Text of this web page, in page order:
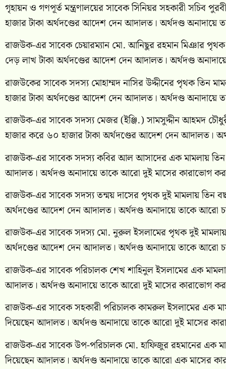
গৃহায়ন ও গণপূর্ত মন্ত্রণালয়ের সাবেক সিনিয়র সহকারী সচিব
হাজার টাকা অর্থদণ্ডের আদেশ দেন আদালত। অর্থদণ্ড
রাজউক-এর সাবেক চেয়ারম্যান মো. আনিছুর রহমান মিঞার
দেড় লাখ টাকা অর্থদণ্ডের আদেশ দেন আদালত। অর্থদণ্ড
রাজউকের সাবেক সদস্য মোহাম্মদ নাসির উদ্দীনের পৃথক তিন
হাজার টাকা অর্থদণ্ডের আদেশ দেন আদালত। অর্থদণ্ড
রাজউক-এর সাবেক সদস্য মেজর (ইঞ্জি.) সামসুদ্দীন আহমদ
হাজার করে ৬০ হাজার টাকা অর্থদণ্ডের আদেশ দেন আদালত।
রাজউক-এর সাবেক সদস্য কবির আল আসাদের এক মামলায় তিন
আদালত। অর্থদণ্ড অনাদায়ে তাকে আরো দুই মাসের কারাভোগ
রাজউক-এর সাবেক সদস্য তন্ময় দাসের পৃথক দুই মামলায় তিন
অর্থদণ্ডের আদেশ দেন আদালত। অর্থদণ্ড অনাদায়ে তাকে আরো
রাজউক-এর সাবেক সদস্য মো. নুরুল ইসলামের পৃথক দুই
অর্থদণ্ডের আদেশ দেন আদালত। অর্থদণ্ড অনাদায়ে তাকে আরো
রাজউক-এর সাবেক পরিচালক শেখ শাহিনুল ইসলামের এক
আদালত। অর্থদণ্ড অনাদায়ে তাকে আরো দুই মাসের কারাভোগ
রাজউক-এর সাবেক সহকারী পরিচালক কামরুল ইসলামের এক
দিয়েছেন আদালত। অর্থদণ্ড অনাদায়ে তাকে আরো দুই মাসের
রাজউক-এর সাবেক উপ-পরিচালক মো. হাফিজুর রহমানের এক
দিয়েছেন আদালত। অর্থদণ্ড অনাদায়ে তাকে আরো এক মাসের